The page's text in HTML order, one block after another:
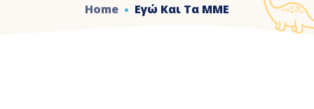
Home Εγώ Και Τα ΜΜΕ